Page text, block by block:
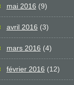
mai 2016 (9)
avril 2016 (3)
mars 2016 (4)
février 2016 (12)